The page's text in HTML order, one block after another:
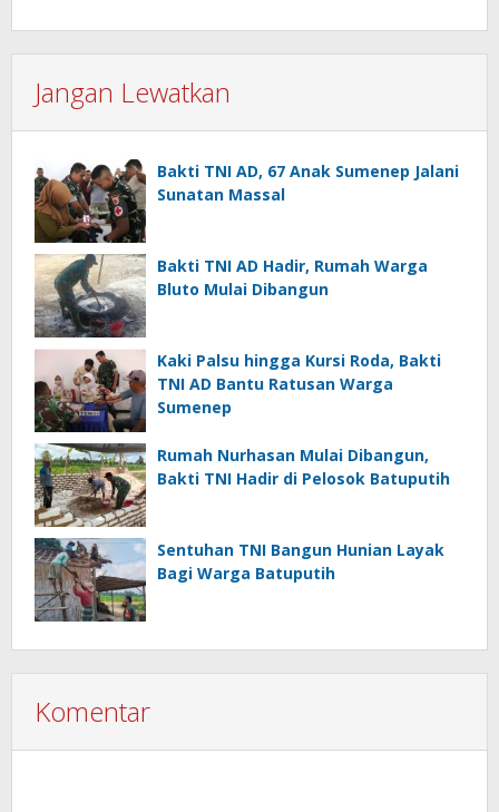
Jangan Lewatkan
Bakti TNI AD, 67 Anak Sumenep Jalani
Sunatan Massal
Bakti TNI AD Hadir, Rumah Warga
Bluto Mulai Dibangun
Kaki Palsu hingga Kursi Roda, Bakti
TNI AD Bantu Ratusan Warga
Sumenep
Rumah Nurhasan Mulai Dibangun,
Bakti TNI Hadir di Pelosok Batuputih
Sentuhan TNI Bangun Hunian Layak
Bagi Warga Batuputih
Komentar